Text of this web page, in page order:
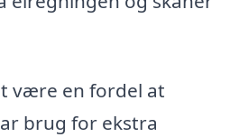
være en fordel at
brug for ekstra